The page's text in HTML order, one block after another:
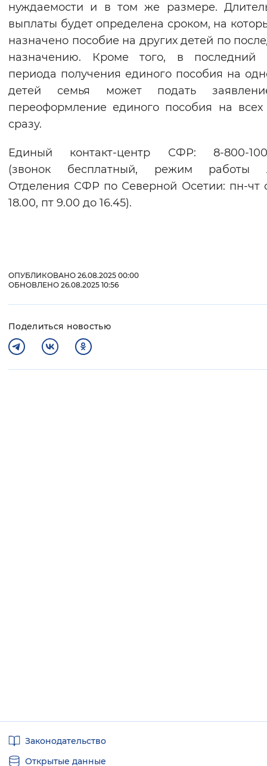
нуждаемости и в том же размере.
выплаты будет определена сроком, на
назначено пособие на других детей по
назначению. Кроме того, в последний
периода получения единого пособия на
детей семья может подать
переоформление единого пособия на всех
сразу.
Единый контакт-центр СФР: 8-800-
(звонок бесплатный, режим работы
Отделения СФР по Северной Осетии: пн-чт
18.00, пт 9.00 до 16.45).
ОПУБЛИКОВАНО 26.08.2025 00:00
ОБНОВЛЕНО 26.08.2025 10:56
Поделиться новостью
ссылкиЗаконодательство
Открытые данные